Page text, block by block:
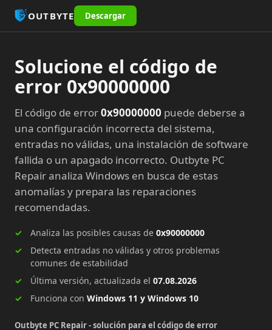
OUTBYTE Descargar
Solucione el código de
error 0x90000000
El código de error0x90000000 puede deberse a
una configuración incorrecta del sistema,
entradas no válidas, una instalación de software
fallida o un apagado incorrecto. Outbyte PC
Repair analiza Windows en busca de estas
anomalías y prepara las reparaciones
recomendadas.
Analiza las posibles causas de 0x90000000
Detecta entradas no válidas y otros problemas
comunes de estabilidad
Última versión, actualizada el 07.08.2026
Funciona con Windows 11 y Windows 10
Outbyte PC Repair - solución para el código de error